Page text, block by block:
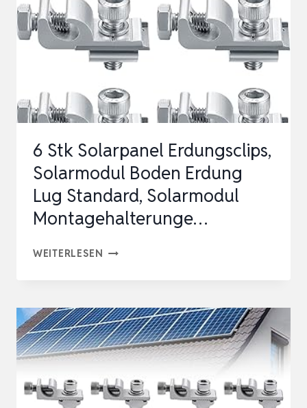
ERDUNGSCLIP
SOLARMODUL
HALTERUNG
ERDUNGSKLEMME…
6 Stk Solarpanel Erdungsclips,
Solarmodul Boden Erdung
Lug Standard, Solarmodul
Montagehalterunge…
WEITERLESEN 6
ERDUNGSCLIPS,
SOLARMODUL
BODEN
ERDUNG
LUG